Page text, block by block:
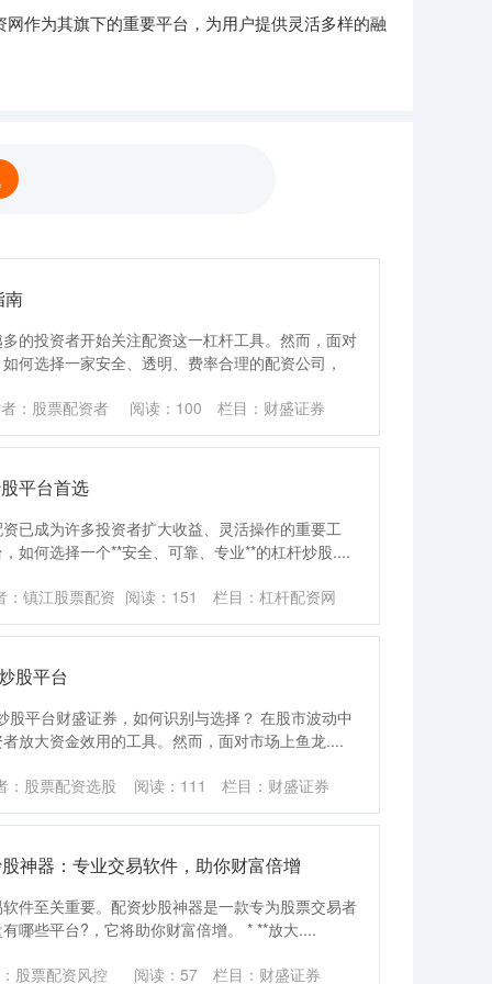
作为其旗下的重要平台，为用户提供灵活多样的融
南
的投资者开始关注配资这一杠杆工具。然而，面对
何选择一家安全、透明、费率合理的配资公司，
：股票配资者 阅读： 100 栏目： 财盛证券
平台首选
已成为许多投资者扩大收益、灵活操作的重要工
如何选择一个**安全、可靠、专业**的杠杆炒股....
：镇江股票配资 阅读： 151 栏目： 杠杆配资网
股平台
平台财盛证券，如何识别与选择？ 在股市波动中
放大资金效用的工具。然而，面对市场上鱼龙....
：股票配资选股 阅读： 111 栏目： 财盛证券
神器：专业交易软件，助你财富倍增
件至关重要。配资炒股神器是一款专为股票交易者
哪些平台?，它将助你财富倍增。 * **放大....
股票配资风控 阅读： 57 栏目： 财盛证券